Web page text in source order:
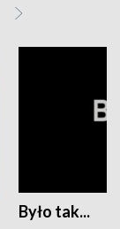
Było tak...